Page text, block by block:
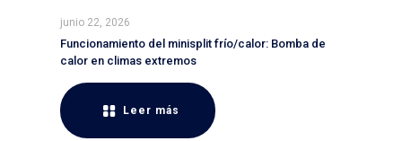
junio 22, 2026
Funcionamiento del minisplit frío/calor: Bomba de
calor en climas extremos
Leer más